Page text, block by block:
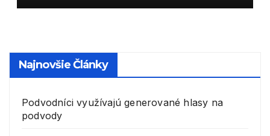
Najnovšie Články
Podvodníci využívajú generované hlasy na
podvody